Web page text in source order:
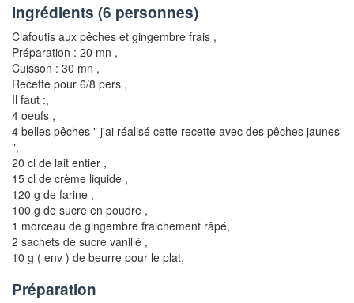
Ingrédients (6 personnes)
Clafoutis aux pêches et gingembre frais ,
Préparation : 20 mn ,
Cuisson : 30 mn ,
Recette pour 6/8 pers ,
Il faut :,
4 oeufs ,
4 belles pêches " j'ai réalisé cette recette avec des pêches jaunes
",
20 cl de lait entier ,
15 cl de crème liquide ,
120 g de farine ,
100 g de sucre en poudre ,
1 morceau de gingembre fraichement râpé,
2 sachets de sucre vanillé ,
10 g ( env ) de beurre pour le plat,
Préparation